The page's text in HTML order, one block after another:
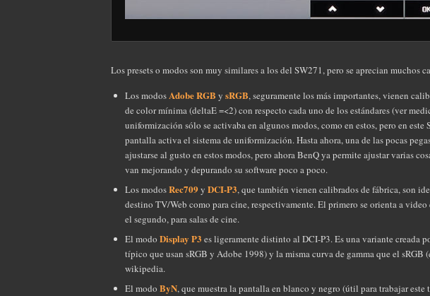
Los presets o modos son muy similares a los del SW271, pero se aprecian muchos
Los modosAdobe RGB y sRGB, seguramente los más importantes, vienen
de color mínima (deltaE =<2) con respecto cada uno de los estándares (ver
uniformización sólo se activaba en algunos modos, como en estos, pero en
pantalla activa el sistema de uniformización. Hasta ahora, una de las pocas
ajustarse al gusto en estos modos, pero ahora BenQ ya permite ajustar varias
van mejorando y depurando su software poco a poco.
Los modosRec709 y DCI-P3, que también vienen calibrados de fábrica, son
destino TV/Web como para cine, respectivamente. El primero se orienta a
el segundo, para salas de cine.
El modo Display P3 es ligeramente distinto al DCI-P3. Es una variante creada
típico que usan sRGB y Adobe 1998) y la misma curva de gamma que el sRGB
wikipedia.
El modo ByN, que muestra la pantalla en blanco y negro (útil para trabajar este